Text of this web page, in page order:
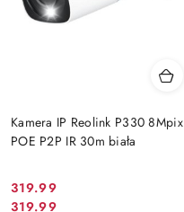
Kamera IP Reolink P330 8Mpix
POE P2P IR 30m biała
Cena
319.99
319.99